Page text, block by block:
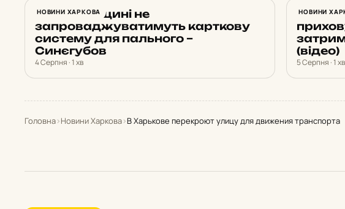
НОВИНИ ХАРКОВА
На Харківщині не
запроваджуватимуть карткову
систему для пального –
Синєгубов
4 Серпня · 1 хв
НОВИНИ
(відео)
5 Серпня · 1 хв
Головна›Новини Харкова›В Харькове перекроют улицу для движения транспорта